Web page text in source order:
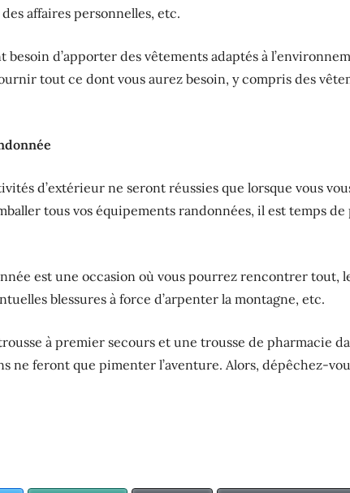
affaires personnelles, etc.
besoin d’apporter des vêtements adaptés à
tout ce dont vous aurez besoin, y compris des
d’extérieur ne seront réussies que lorsque vous
tous vos équipements randonnées, il est temps
est une occasion où vous pourrez rencontrer tout,
blessures à force d’arpenter la montagne, etc.
à premier secours et une trousse de pharmacie
ne feront que pimenter l’aventure. Alors, dépêchez-